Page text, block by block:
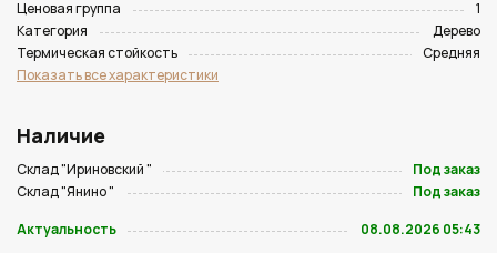
Ценовая группа
1
Категория
Дерево
Термическая стойкость
Средняя
Показать все характеристики
Наличие
Склад "Ириновский "
Под заказ
Склад "Янино "
Под заказ
Актуальность
08.08.2026 05:43